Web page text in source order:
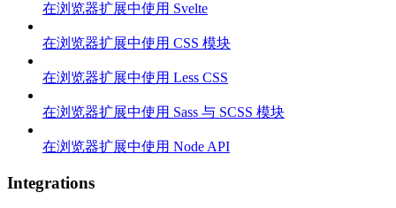
在浏览器扩展中使用 Svelte
在浏览器扩展中使用 CSS 模块
在浏览器扩展中使用 Less CSS
在浏览器扩展中使用 Sass 与 SCSS 模块
在浏览器扩展中使用 Node API
Integrations